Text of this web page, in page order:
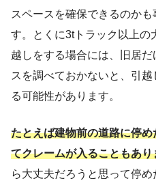
スペースを確保できるのか
す。とくに3tトラック以上の
越しをする場合には、旧居
スを調べておかないと、引
る可能性があります。
たとえば建物前の道路に停
てクレームが入ることもあり
ら大丈夫だろうと思って停